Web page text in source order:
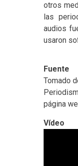
otros
las
audios
usaron
Fuente
Tomado
página
Vídeo